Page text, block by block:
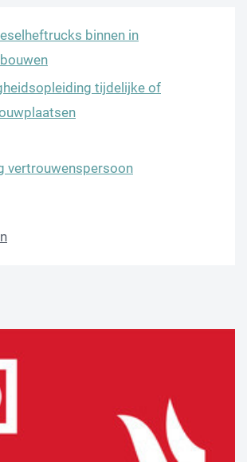
binnen in
tijdelijke of
vertrouwenspersoon